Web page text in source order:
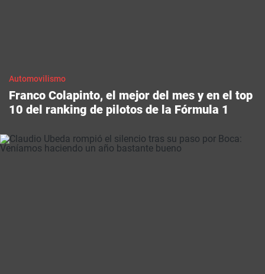
Automovilismo
Franco Colapinto, el mejor del mes y en el top
10 del ranking de pilotos de la Fórmula 1